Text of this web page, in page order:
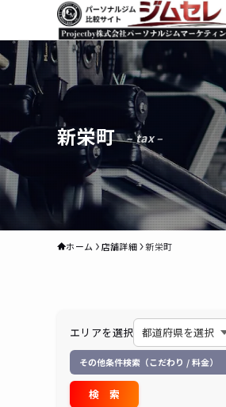
新栄町 – tax –
ホーム 店舗詳細 新栄町
エリアを選択
その他条件検索（こだわり / 料金）